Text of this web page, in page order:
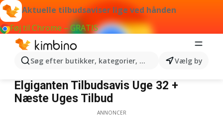
Aktuelle tilbudsaviser lige ved hånden
Føj til Chrome – GRATIS
Søg efter butikker, kategorier, produkter...Vælg by
Elgiganten
Elgiganten Tilbudsavis Uge 32 +
Næste Uges Tilbud
ANNONCER